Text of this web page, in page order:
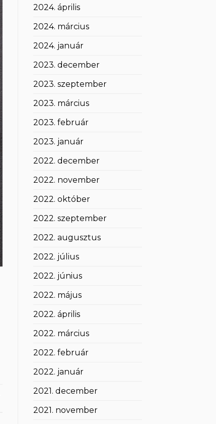
2024. április
2024. március
2024. január
2023. december
2023. szeptember
2023. március
2023. február
2023. január
2022. december
2022. november
2022. október
2022. szeptember
2022. augusztus
2022. július
2022. június
2022. május
2022. április
2022. március
2022. február
2022. január
2021. december
2021. november